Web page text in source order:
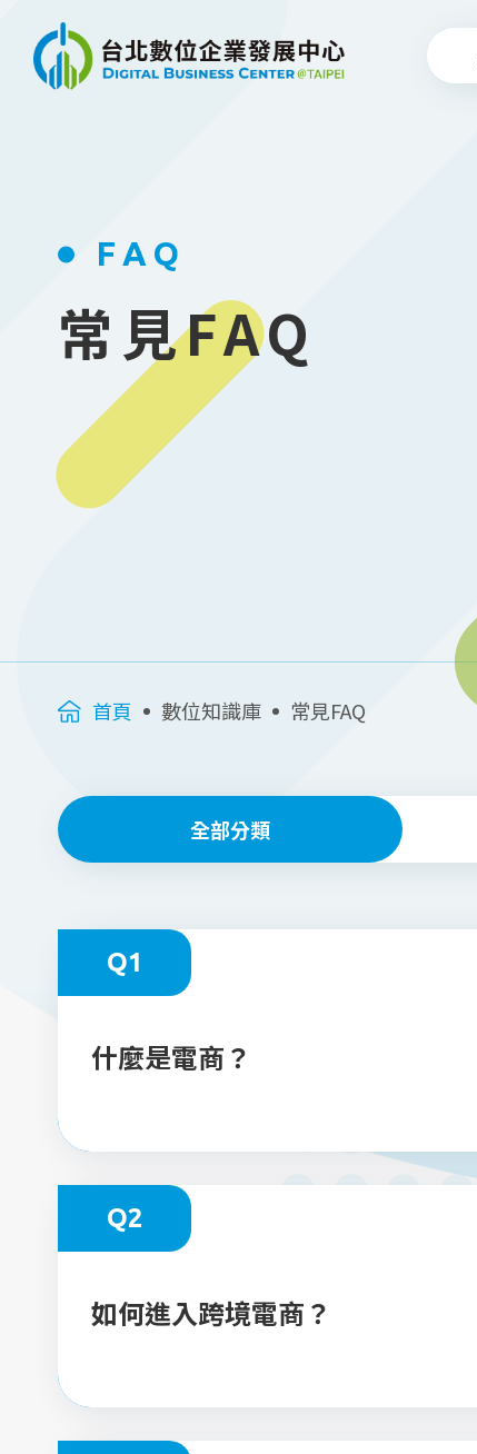
跳到主要內容
FAQ
常見FAQ
首頁 數位知識庫 常見FAQ
全部分類
Q1
什麼是電商？
Q2
如何進入跨境電商？